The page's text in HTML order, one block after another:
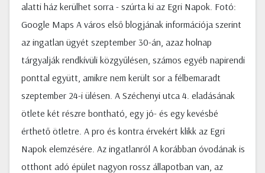
alatti ház kerülhet sorra - szúrta ki az Egri Napok. Fotó:
Google Maps A város első blogjának információja szerint
az ingatlan ügyét szeptember 30-án, azaz holnap
tárgyalják rendkívüli közgyűlésen, számos egyéb napirendi
ponttal együtt, amikre nem került sor a félbemaradt
szeptember 24-i ülésen. A Széchenyi utca 4. eladásának
ötlete két részre bontható, egy jó- és egy kevésbé
érthető ötletre. A pro és kontra érvekért klikk az Egri
Napok elemzésére. Az ingatlanról A korábban óvodának is
otthont adó épület nagyon rossz állapotban van, az